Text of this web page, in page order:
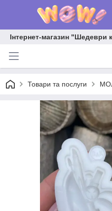
Інтернет-магазин "Шедеври
Товари та послуги